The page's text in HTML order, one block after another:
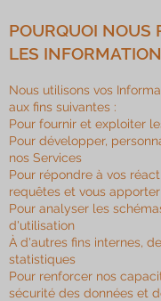
POURQUOI NOUS
LES
Nous utilisons vos
aux fins suivantes :
Pour fournir et exploiter
Pour développer,
nos Services
Pour répondre à vos
requêtes et vous
Pour analyser les
d'utilisation
À d'autres fins internes,
statistiques
Pour renforcer nos
sécurité des données et